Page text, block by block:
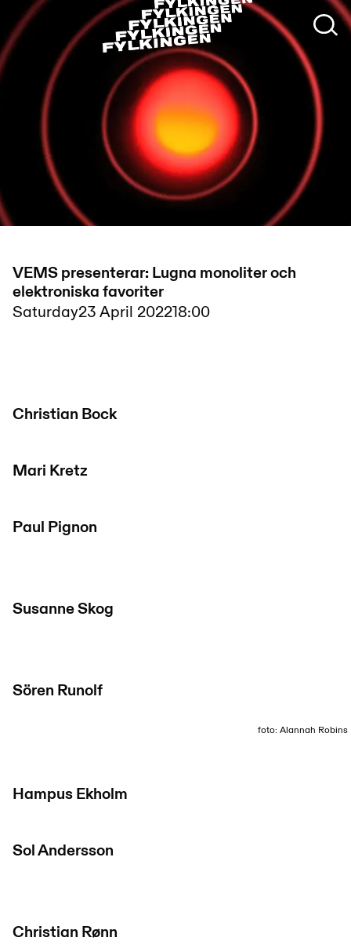
VEMS presenterar: Lugna monoliter och
elektroniska favoriter
Saturday23 April 202218:00
Christian Bock
Mari Kretz
Paul Pignon
Susanne Skog
Sören Runolf
foto: Alannah Robins
Hampus Ekholm
Sol Andersson
Christian Rønn